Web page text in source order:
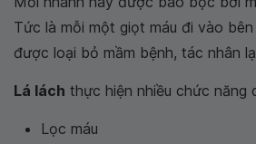
Tức là mỗi một giọt máu đi vào
được loại bỏ mầm bệnh, tác nhân
Lá lách thực hiện nhiều chức năng
Lọc máu